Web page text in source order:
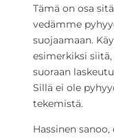
Tämä on osa
vedämme
suojaamaan.
esimerkiksi
suoraan
Sillä ei ole
tekemistä.
Hassinen